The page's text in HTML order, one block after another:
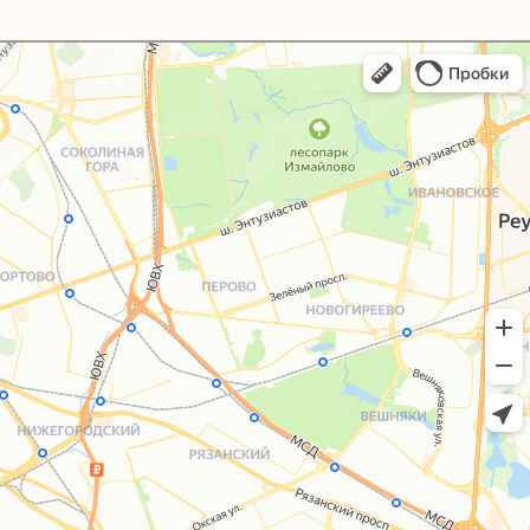
help@upakovali.online
+7 (495) 005-03-13